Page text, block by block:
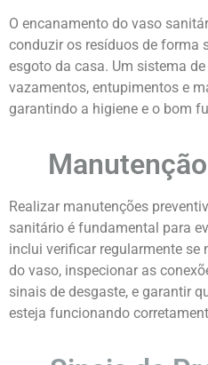
O encanamento do vaso
conduzir os resíduos de forma
esgoto da casa. Um sistema
vazamentos, entupimentos e
garantindo a higiene e o bom
Realizar manutenções
sanitário é fundamental para
inclui verificar regularmente se
do vaso, inspecionar as
sinais de desgaste, e garantir
esteja funcionando